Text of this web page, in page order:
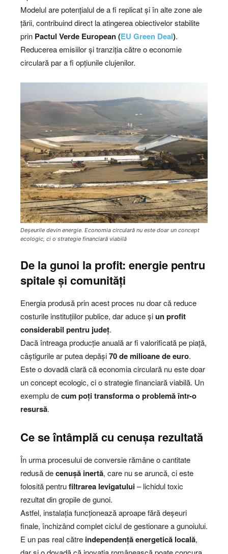
Modelul are potențialul de a fi replicat și în alte zone ale
țării, contribuind direct la atingerea obiectivelor stabilite
prin Pactul Verde European (EU Green Deal).
Reducerea emisiilor și tranziția către o economie
circulară par a fi opțiunile clujenilor.
Deșeurile devin energie. Economia circulară nu este doar un concept
ecologic, ci o strategie financiară viabilă
De la gunoi la profit: energie pentru
spitale și comunități
Energia produsă prin acest proces nu doar că reduce
costurile instituțiilor publice, dar aduce șiun profit
considerabil pentru județ.
Dacă întreaga producție anuală ar fi valorificată pe piață,
câștigurile ar putea depăși70 de milioane de euro.
Este o dovadă clară că economia circulară nu este doar
un concept ecologic, ci o strategie financiară viabilă. Un
exemplu decum poți transforma o problemă într-o
resursă.
Ce se întâmplă cu cenușa rezultată
În urma procesului de conversie rămâne o cantitate
redusă decenușă inertă, care nu se aruncă, ci este
folosită pentrufiltrarea levigatului– lichidul toxic
rezultat din gropile de gunoi.
Astfel, instalația funcționează aproape fără deșeuri
finale, închizând complet ciclul de gestionare a gunoiului.
E un pas real către independență energetică locală,